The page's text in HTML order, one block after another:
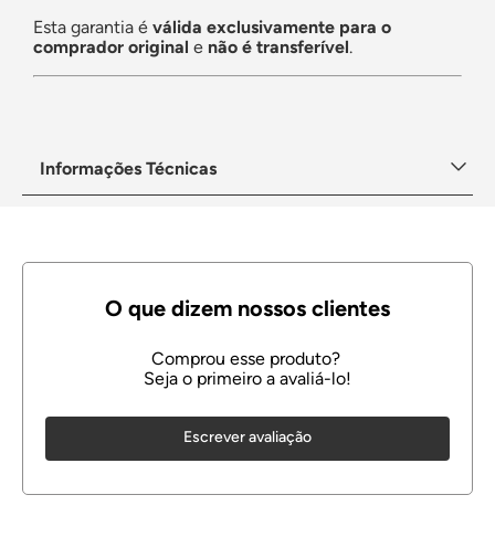
Esta garantia é válida exclusivamente para o
comprador original e não é transferível.
Informações Técnicas
Escrever avaliação